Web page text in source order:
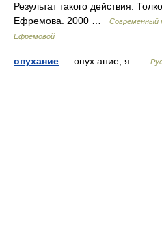
Результат такого действия.
Ефремова. 2000 …
Современный
Ефремовой
опухание — опух ание, я …